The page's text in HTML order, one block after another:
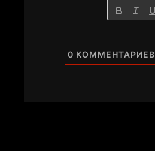
0 КОММЕНТАРИЕВ